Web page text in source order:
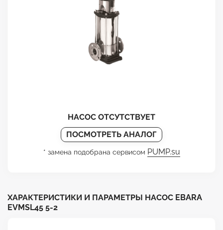
НАСОС ОТСУТСТВУЕТ
ПОСМОТРЕТЬ АНАЛОГ
* замена подобрана сервисом PUMP.su
ХАРАКТЕРИСТИКИ И ПАРАМЕТРЫ НАСОС EBARA
EVMSL45 5-2